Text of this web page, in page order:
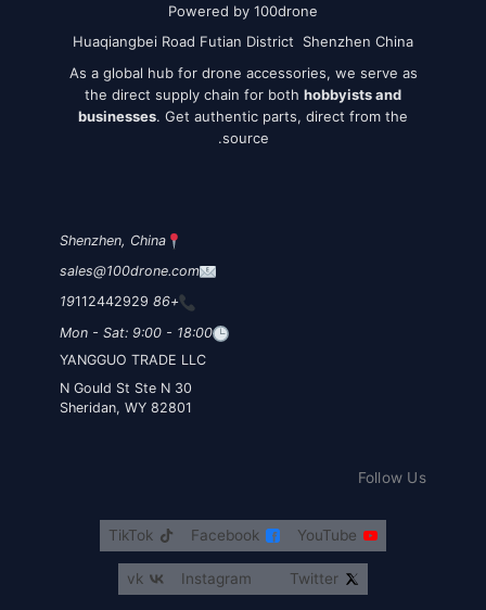
Powered by 100drone
Huaqiangbei Road Futian District Shenzhen China
As a global hub for drone accessories, we serve as
the direct supply chain for both hobbyists and
businesses. Get authentic parts, direct from the
source.
Shenzhen, China
sales@100drone.com
+86 19
112442929
Mon - Sat: 9:00 - 18:00
YANGGUO TRADE LLC
30 N Gould St Ste N
Sheridan, WY 82801
Follow Us
YouTube
Facebook
TikTok
Twitter
Instagram
vk